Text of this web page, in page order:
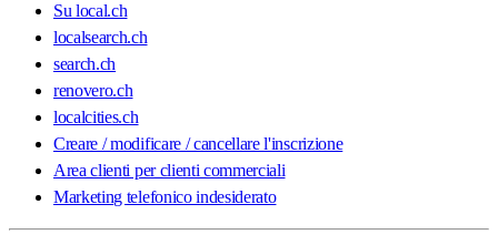
Su local.ch
localsearch.ch
search.ch
renovero.ch
localcities.ch
Creare / modificare / cancellare l'inscrizione
Area clienti per clienti commerciali
Marketing telefonico indesiderato